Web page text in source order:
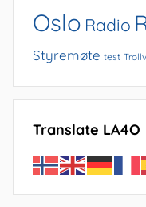
Oslo Radio
Styremøte test
Translate LA4O